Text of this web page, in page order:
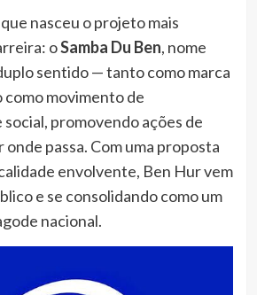
nasceu o projeto mais
oSamba Du Ben, nome
sentido — tanto como marca
movimento de
promovendo ações de
passa. Com uma proposta
envolvente, Ben Hur vem
e se consolidando como um
nacional.